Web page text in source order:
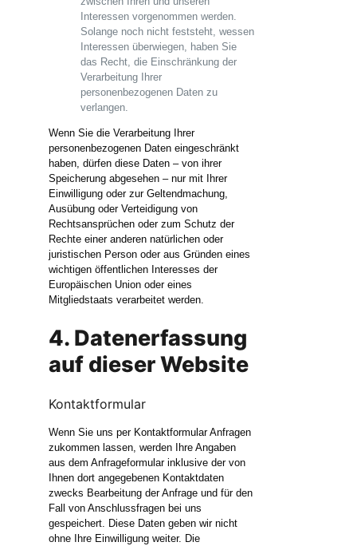
Interessen vorgenommen werden.
Solange noch nicht feststeht, wessen
Interessen überwiegen, haben Sie
das Recht, die Einschränkung der
Verarbeitung Ihrer
personenbezogenen Daten zu
verlangen.
Wenn Sie die Verarbeitung Ihrer
personenbezogenen Daten eingeschränkt
haben, dürfen diese Daten – von ihrer
Speicherung abgesehen – nur mit Ihrer
Einwilligung oder zur Geltendmachung,
Ausübung oder Verteidigung von
Rechtsansprüchen oder zum Schutz der
Rechte einer anderen natürlichen oder
juristischen Person oder aus Gründen eines
wichtigen öffentlichen Interesses der
Europäischen Union oder eines
Mitgliedstaats verarbeitet werden.
4. Datenerfassung
auf dieser Website
Kontaktformular
Wenn Sie uns per Kontaktformular Anfragen
zukommen lassen, werden Ihre Angaben
aus dem Anfrageformular inklusive der von
Ihnen dort angegebenen Kontaktdaten
zwecks Bearbeitung der Anfrage und für den
Fall von Anschlussfragen bei uns
gespeichert. Diese Daten geben wir nicht
ohne Ihre Einwilligung weiter. Die